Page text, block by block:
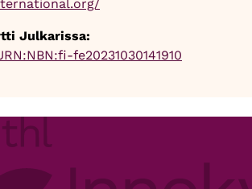
Julkarissa:
fe20231030141910